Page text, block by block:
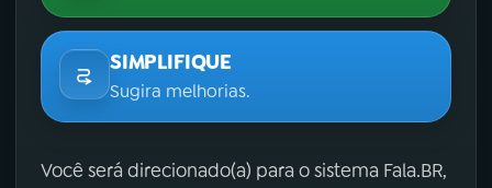
SIMPLIFIQUE
Sugira melhorias.
Você será direcionado(a) para o sistema Fala.BR,